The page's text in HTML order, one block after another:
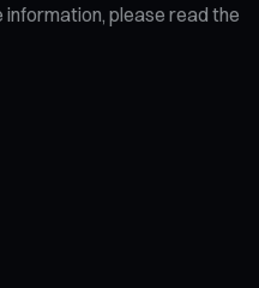
please read the